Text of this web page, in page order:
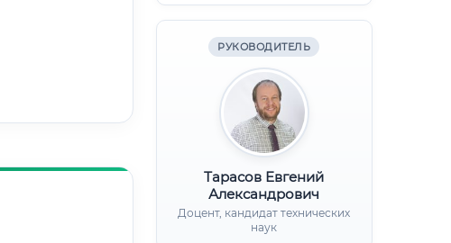
РУКОВОДИТЕЛЬ
Тарасов Евгений
Александрович
Доцент, кандидат технических
наук